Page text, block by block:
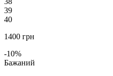
39
40
1400 грн
-10%
Бажаний